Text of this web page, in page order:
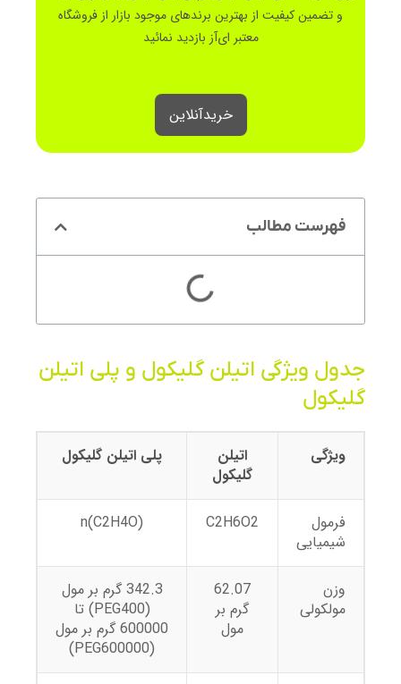
و تضمین کیفیت از بهترین برندهای موجود بازار از فروشگاه
معتبر ای‌آز بازدید نمائید
خرید‌آنلاین
فهرست مطالب
جدول ویژگی اتیلن گلیکول و پلی اتیلن
گلیکول
ویژگی
اتیلن
گلیکول
پلی اتیلن گلیکول
فرمول
شیمیایی
C2H6O2
(C2H4O)n
وزن
مولکولی
62.07
گرم بر
مول
342.3 گرم بر مول
(PEG400) تا
600000 گرم بر مول
(PEG600000)